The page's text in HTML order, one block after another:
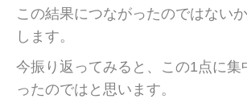
この結果につながったのではない
します。
今振り返ってみると、この1点に集
ったのではと思います。